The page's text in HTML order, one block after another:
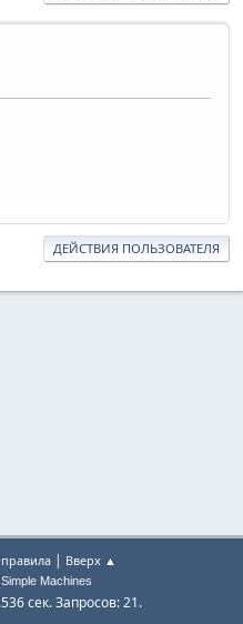
ДЕЙСТВИЯ ПОЛЬЗОВАТЕЛЯ
| Вверх ▲
Simple Machines
сек. Запросов: 21.